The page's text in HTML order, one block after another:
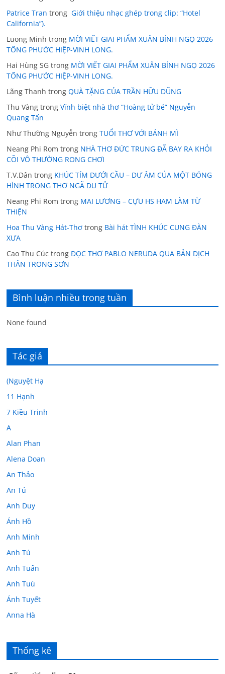
Patrice Tran trong Giới thiệu nhạc ghép trong clip: “Hotel
California”).
Luong Minh trong MỜI VIẾT GIAI PHẨM XUÂN BÍNH NGỌ 2026
TỐNG PHƯỚC HIỆP-VINH LONG.
Hai Hùng SG trong MỜI VIẾT GIAI PHẨM XUÂN BÍNH NGỌ 2026
TỐNG PHƯỚC HIỆP-VINH LONG.
Lãng Thanh trongQUÀ TẶNG CỦA TRẦN HỮU DŨNG
Thu Vàng trongVĩnh biệt nhà thơ “Hoàng tử bé” Nguyễn
Quang Tấn
Như Thường Nguyễn trongTUỔI THƠ VỚI BÁNH MÌ
Neang Phi Rom trong NHÀ THƠ ĐỨC TRUNG ĐÃ BAY RA KHỎI
CÕI VÔ THƯỜNG RONG CHƠI
T.V.Dân trong KHÚC TÍM DƯỚI CẦU – DƯ ÂM CỦA MỘT BÓNG
HÌNH TRONG THƠ NGÃ DU TỬ
Neang Phi Rom trong MAI LƯƠNG – CỰU HS HAM LÀM TỪ
THIỆN
Hoa Thu Vàng Hát-Thơ trong Bài hát TÌNH KHÚC CUNG ĐÀN
XƯA
Cao Thu Cúc trongĐỌC THƠ PABLO NERUDA QUA BẢN DỊCH
THÂN TRONG SƠN
Bình luận nhiều trong tuần
None found
Tác giả
(Nguyệt Hạ
11 Hạnh
7 Kiều Trinh
A
Alan Phan
Alena Doan
An Thảo
An Tú
Anh Duy
Ánh Hồ
Anh Minh
Anh Tú
Anh Tuấn
Anh Tuù
Ánh Tuyết
Anna Hà
Âu Tú Vân
Bác sĩ Hoa
Thống kê